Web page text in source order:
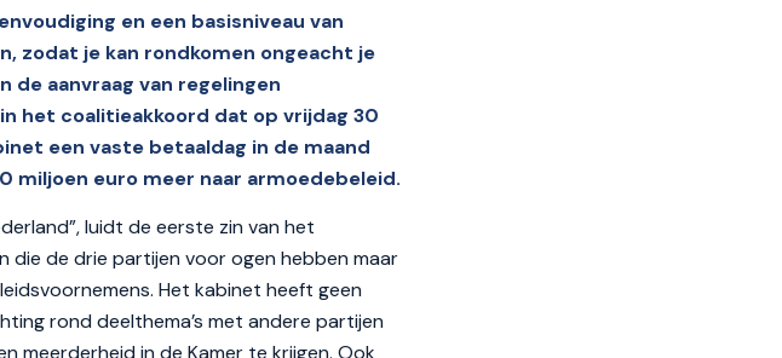
en een basisniveau van
zodat je kan rondkomen ongeacht je
aanvraag van regelingen
het coalitieakkoord dat op vrijdag 30
een vaste betaaldag in de maand
miljoen euro meer naar armoedebeleid.
luidt de eerste zin van het
de drie partijen voor ogen hebben maar
Het kabinet heeft geen
rond deelthema’s met andere partijen
meerderheid in de Kamer te krijgen. Ook